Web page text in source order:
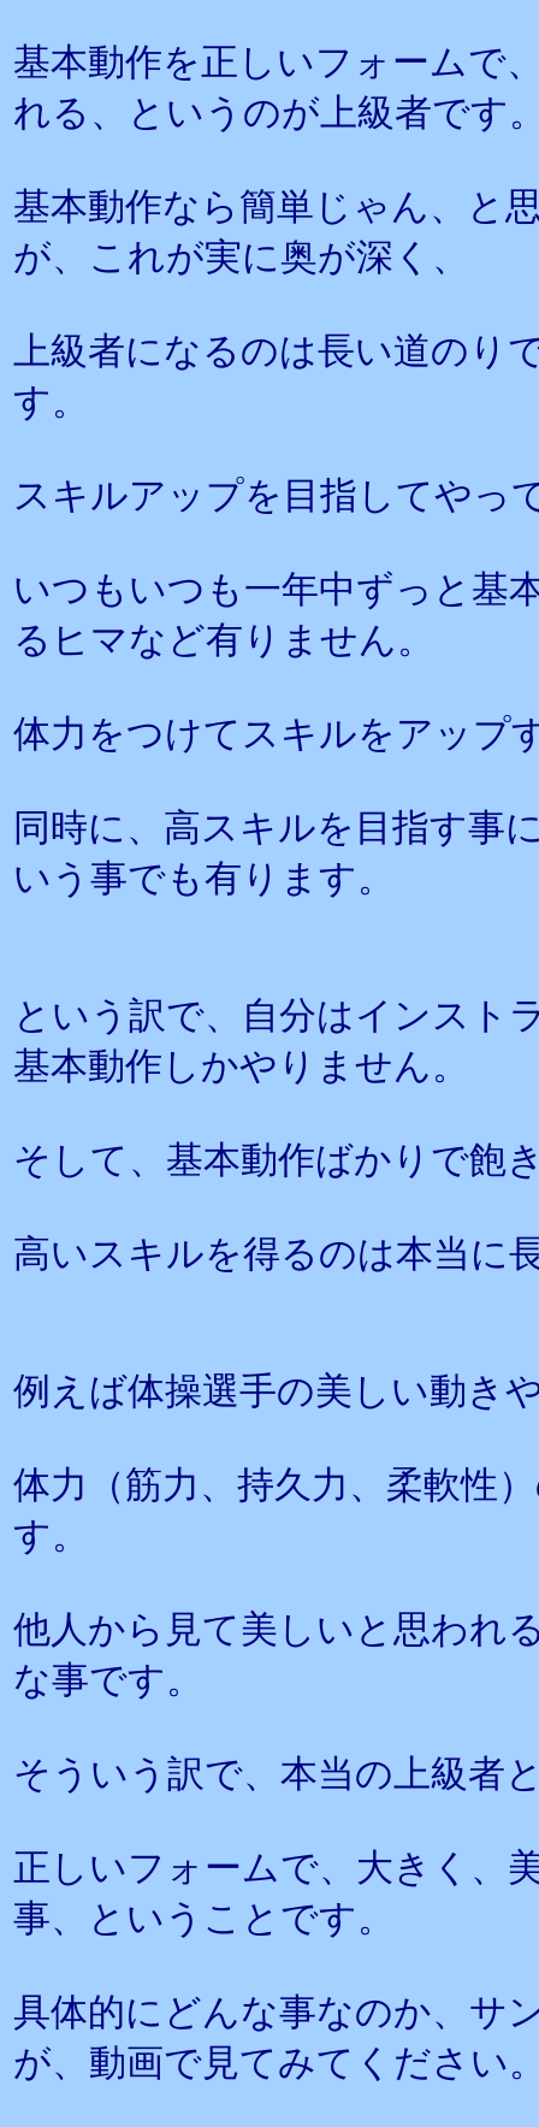
基本動作を正しいフォームで
れる、というのが上級者です
基本動作なら簡単じゃん、と
が、これが実に奥が深く、
上級者になるのは長い道のり
す。
スキルアップを目指してやっ
いつもいつも一年中ずっと基
るヒマなど有りません。
体力をつけてスキルをアップ
同時に、高スキルを目指す事
いう事でも有ります。
という訳で、自分はインスト
基本動作しかやりません。
そして、基本動作ばかりで飽
高いスキルを得るのは本当に
例えば体操選手の美しい動き
体力（筋力、持久力、柔軟性
す。
他人から見て美しいと思われ
な事です。
そういう訳で、本当の上級者
正しいフォームで、大きく、
事、ということです。
具体的にどんな事なのか、サ
が、動画で見てみてください